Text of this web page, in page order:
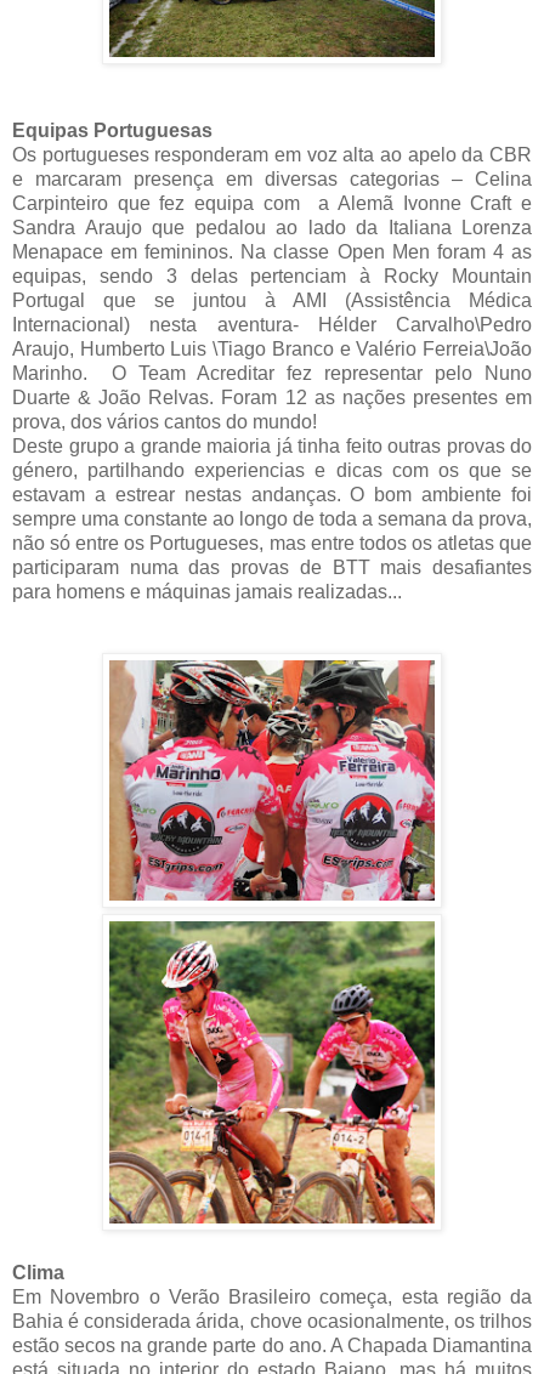
Equipas Portuguesas
Os portugueses responderam em voz alta ao apelo da CBR
e marcaram presença em diversas categorias – Celina
Carpinteiro que fez equipa com a Alemã Ivonne Craft e
Sandra Araujo que pedalou ao lado da Italiana Lorenza
Menapace em femininos. Na classe Open Men foram 4 as
equipas, sendo 3 delas pertenciam à Rocky Mountain
Portugal que se juntou à AMI (Assistência Médica
Internacional) nesta aventura- Hélder Carvalho\Pedro
Araujo, Humberto Luis \Tiago Branco e Valério Ferreia\João
Marinho. O Team Acreditar fez representar pelo Nuno
Duarte & João Relvas. Foram 12 as nações presentes em
prova, dos vários cantos do mundo!
Deste grupo a grande maioria já tinha feito outras provas do
género, partilhando experiencias e dicas com os que se
estavam a estrear nestas andanças. O bom ambiente foi
sempre uma constante ao longo de toda a semana da prova,
não só entre os Portugueses, mas entre todos os atletas que
participaram numa das provas de BTT mais desafiantes
para homens e máquinas jamais realizadas...
Clima
Em Novembro o Verão Brasileiro começa, esta região da
Bahia é considerada árida, chove ocasionalmente, os trilhos
estão secos na grande parte do ano. A Chapada Diamantina
está situada no interior do estado Baiano, mas há muitos